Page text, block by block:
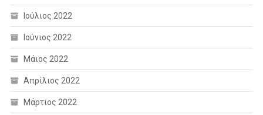
Ιούλιος 2022
Ιούνιος 2022
Μάιος 2022
Απρίλιος 2022
Μάρτιος 2022